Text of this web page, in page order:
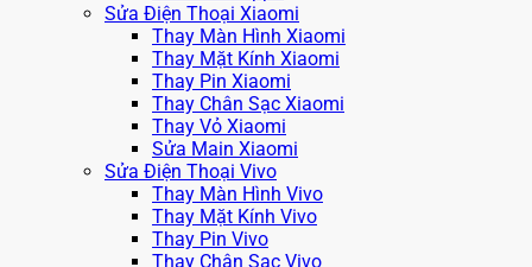
Sửa Điện Thoại Xiaomi
Thay Màn Hình Xiaomi
Thay Mặt Kính Xiaomi
Thay Pin Xiaomi
Thay Chân Sạc Xiaomi
Thay Vỏ Xiaomi
Sửa Main Xiaomi
Sửa Điện Thoại Vivo
Thay Màn Hình Vivo
Thay Mặt Kính Vivo
Thay Pin Vivo
Thay Chân Sạc Vivo